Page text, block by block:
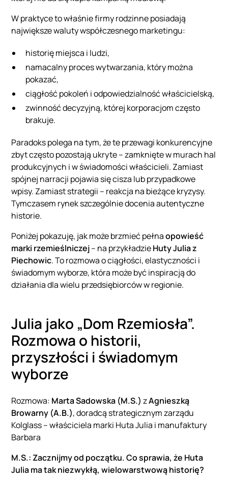
W praktyce to właśnie firmy rodzinne posiadają
największe waluty współczesnego marketingu:
historię miejsca i ludzi,
namacalny proces wytwarzania, który można
pokazać,
ciągłość pokoleń i odpowiedzialność właścicielską,
zwinność decyzyjną, której korporacjom często
brakuje.
Paradoks polega na tym, że te przewagi konkurencyjne
zbyt często pozostają ukryte – zamknięte w murach hal
produkcyjnych i w świadomości właścicieli. Zamiast
spójnej narracji pojawia się cisza lub przypadkowe
wpisy. Zamiast strategii – reakcja na bieżące kryzysy.
Tymczasem rynek szczególnie docenia autentyczne
historie.
Poniżej pokazuję, jak może brzmieć pełnaopowieść
marki rzemieślniczej– na przykładzieHuty Julia z
Piechowic. To rozmowa o ciągłości, elastyczności i
świadomym wyborze, która może być inspiracją do
działania dla wielu przedsiębiorców w regionie.
Julia jako „Dom Rzemiosła”.
Rozmowa o historii,
przyszłości i świadomym
wyborze
Rozmowa: Marta Sadowska (M.S.) zAgnieszką
Browarny (A.B.), doradcą strategicznym zarządu
Kolglass – właściciela marki Huta Julia i manufaktury
Barbara
M.S.: Zacznijmy od początku. Co sprawia, że Huta
Julia ma tak niezwykłą, wielowarstwową historię?